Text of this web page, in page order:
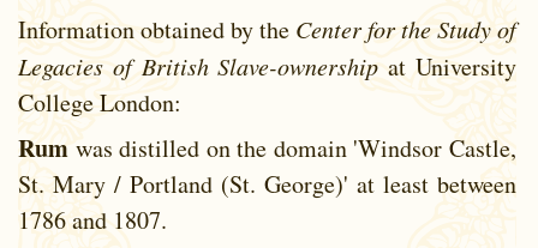
Information obtained by the Center for the Study of
Legacies of British Slave-ownership at University
College London:
Rum was distilled on the domain 'Windsor Castle,
St. Mary / Portland (St. George)' at least between
1786 and 1807.